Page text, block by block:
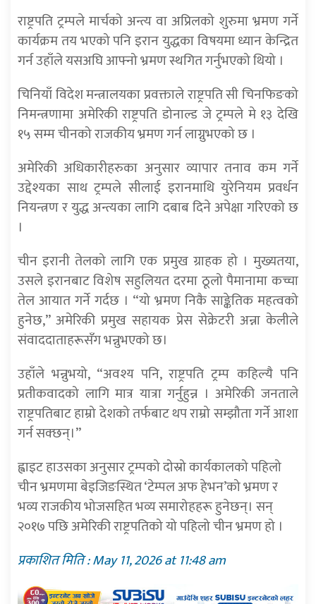
राष्ट्रपति ट्रम्पले मार्चको अन्त्य वा अप्रिलको शुरुमा भ्रमण गर्ने
कार्यक्रम तय भएको पनि इरान युद्धका विषयमा ध्यान केन्द्रित
गर्न उहाँले यसअघि आफ्नो भ्रमण स्थगित गर्नुभएको थियो ।
चिनियाँ विदेश मन्त्रालयका प्रवक्ताले राष्ट्रपति सी चिनफिङको
निमन्त्रणामा अमेरिकी राष्ट्रपति डोनाल्ड जे ट्रम्पले मे १३ देखि
१५ सम्म चीनको राजकीय भ्रमण गर्न लाग्नुभएको छ ।
अमेरिकी अधिकारीहरुका अनुसार व्यापार तनाव कम गर्ने
उद्देश्यका साथ ट्रम्पले सीलाई इरानमाथि युरेनियम प्रवर्धन
नियन्त्रण र युद्ध अन्त्यका लागि दबाब दिने अपेक्षा गरिएको छ
।
चीन इरानी तेलको लागि एक प्रमुख ग्राहक हो । मुख्यतया,
उसले इरानबाट विशेष सहुलियत दरमा ठूलो पैमानामा कच्चा
तेल आयात गर्ने गर्दछ । “यो भ्रमण निकै साङ्केतिक महत्वको
हुनेछ,” अमेरिकी प्रमुख सहायक प्रेस सेक्रेटरी अन्ना केलीले
संवाददाताहरूसँग भन्नुभएको छ।
उहाँले भन्नुभयो, “अवश्य पनि, राष्ट्रपति ट्रम्प कहिल्यै पनि
प्रतीकवादको लागि मात्र यात्रा गर्नुहुन्न । अमेरिकी जनताले
राष्ट्रपतिबाट हाम्रो देशको तर्फबाट थप राम्रो सम्झौता गर्ने आशा
गर्न सक्छन्।”
ह्वाइट हाउसका अनुसार ट्रम्पको दोस्रो कार्यकालको पहिलो
चीन भ्रमणमा बेइजिङस्थित ‘टेम्पल अफ हेभन’को भ्रमण र
भव्य राजकीय भोजसहित भव्य समारोहहरू हुनेछन्। सन्
२०१७ पछि अमेरिकी राष्ट्रपतिको यो पहिलो चीन भ्रमण हो ।
प्रकाशित मिति : May 11, 2026 at 11:48 am